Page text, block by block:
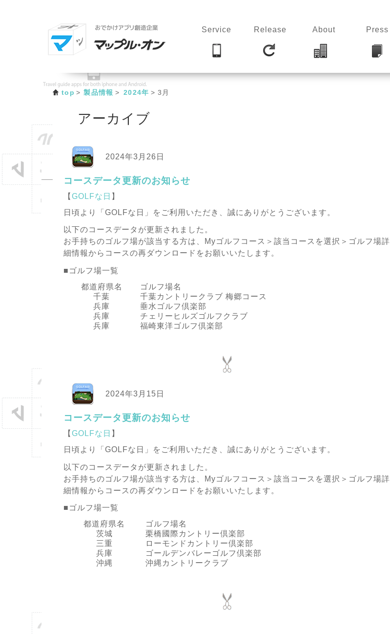
Service Release About Press
top 製品情報 2024年 3月
アーカイブ
2024年3月26日
コースデータ更新のお知らせ
【 GOLFな日 】
日頃より「GOLFな日」をご利用いただき、誠にありがとうございます。
以下のコースデータが更新されました。
お手持ちのゴルフ場が該当する方は、Myゴルフコース＞該当コースを選択＞ゴルフ場詳
細情報からコースの再ダウンロードをお願いいたします。
■ゴルフ場一覧
都道府県名
ゴルフ場名
千葉
千葉カントリークラブ 梅郷コース
兵庫
垂水ゴルフ倶楽部
兵庫
チェリーヒルズゴルフクラブ
兵庫
福崎東洋ゴルフ倶楽部
2024年3月15日
コースデータ更新のお知らせ
【 GOLFな日 】
日頃より「GOLFな日」をご利用いただき、誠にありがとうございます。
以下のコースデータが更新されました。
お手持ちのゴルフ場が該当する方は、Myゴルフコース＞該当コースを選択＞ゴルフ場詳
細情報からコースの再ダウンロードをお願いいたします。
■ゴルフ場一覧
都道府県名
ゴルフ場名
茨城
栗橋國際カントリー倶楽部
三重
ローモンドカントリー倶楽部
兵庫
ゴールデンバレーゴルフ倶楽部
沖縄
沖縄カントリークラブ